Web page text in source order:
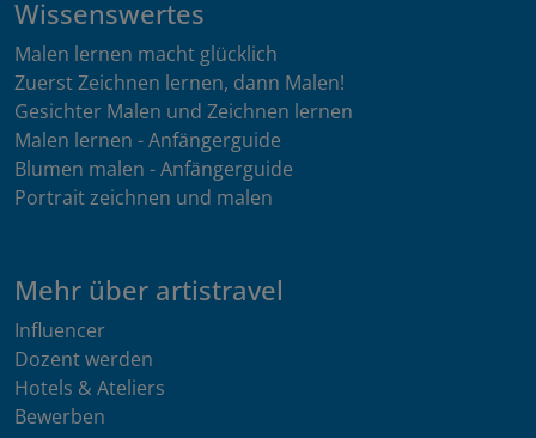
Wissenswertes
Malen lernen macht glücklich
Zuerst Zeichnen lernen, dann Malen!
Gesichter Malen und Zeichnen lernen
Malen lernen - Anfängerguide
Blumen malen - Anfängerguide
Portrait zeichnen und malen
Mehr über artistravel
Influencer
Dozent werden
Hotels & Ateliers
Bewerben